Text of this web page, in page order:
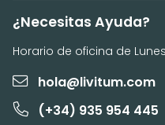
¿Necesitas Ayuda?
Horario de oficina de
hola@livitum.com
(+34) 935 954 445